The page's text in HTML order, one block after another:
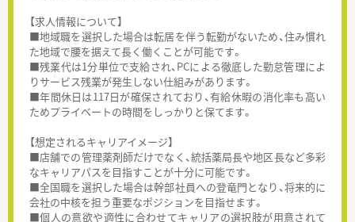
【求人情報について】
■地域職を選択した場合は転居を伴う転勤がないため、住み慣れ
た地域で腰を据えて長く働くことが可能です。
■残業代は1分単位で支給され、PCによる徹底した勤怠管理によ
りサービス残業が発生しない仕組みがあります。
■年間休日は117日が確保されており、有給休暇の消化率も高い
ためプライベートの時間をしっかりと保てます。
【想定されるキャリアイメージ】
■店舗での管理薬剤師だけでなく、統括薬局長や地区長など多彩
なキャリアパスを目指すことが十分に可能です。
■全国職を選択した場合は幹部社員への登竜門となり、将来的に
会社の中核を担う重要なポジションを目指せます。
■個人の意欲や適性に合わせてキャリアの選択肢が用意されて